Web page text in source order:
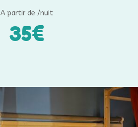
A partir de /nuit
35€